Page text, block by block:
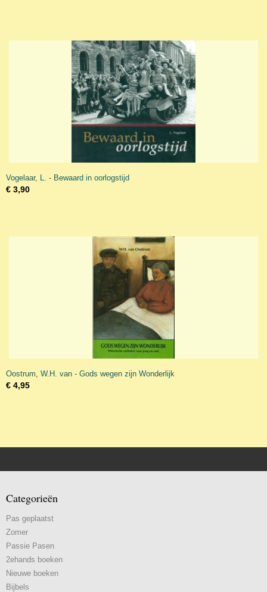
Vogelaar, L. - Bewaard in oorlogstijd
€ 3,90
Oostrum, W.H. van - Gods wegen zijn Wonderlijk
€ 4,95
Categorieën
Pas geplaatst
Zomer
Passie Pasen
2ehands boeken
Nieuwe boeken
Bijbels